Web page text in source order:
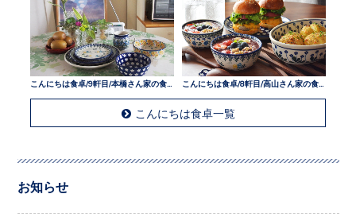
こんにちは食卓/9軒目/本橋さん家の食卓
こんにちは食卓一覧
お知らせ